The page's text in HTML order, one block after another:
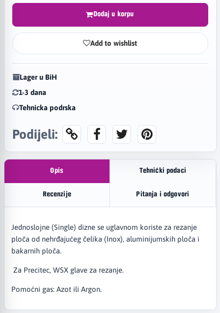
Dodaj u korpu
Add to wishlist
Lager u BiH
1-3 dana
Tehnicka podrska
Podijeli:
Opis Tehnički podaci
Recenzije Pitanja i odgovori
Jednoslojne (Single) dizne se uglavnom koriste za rezanje
ploča od nehrđajućeg čelika (Inox), aluminijumskih ploča i
bakarnih ploča.
Za Precitec, WSX glave za rezanje.
Pomoćni gas: Azot ili Argon.